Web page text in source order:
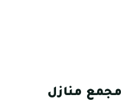
مجمع منازل